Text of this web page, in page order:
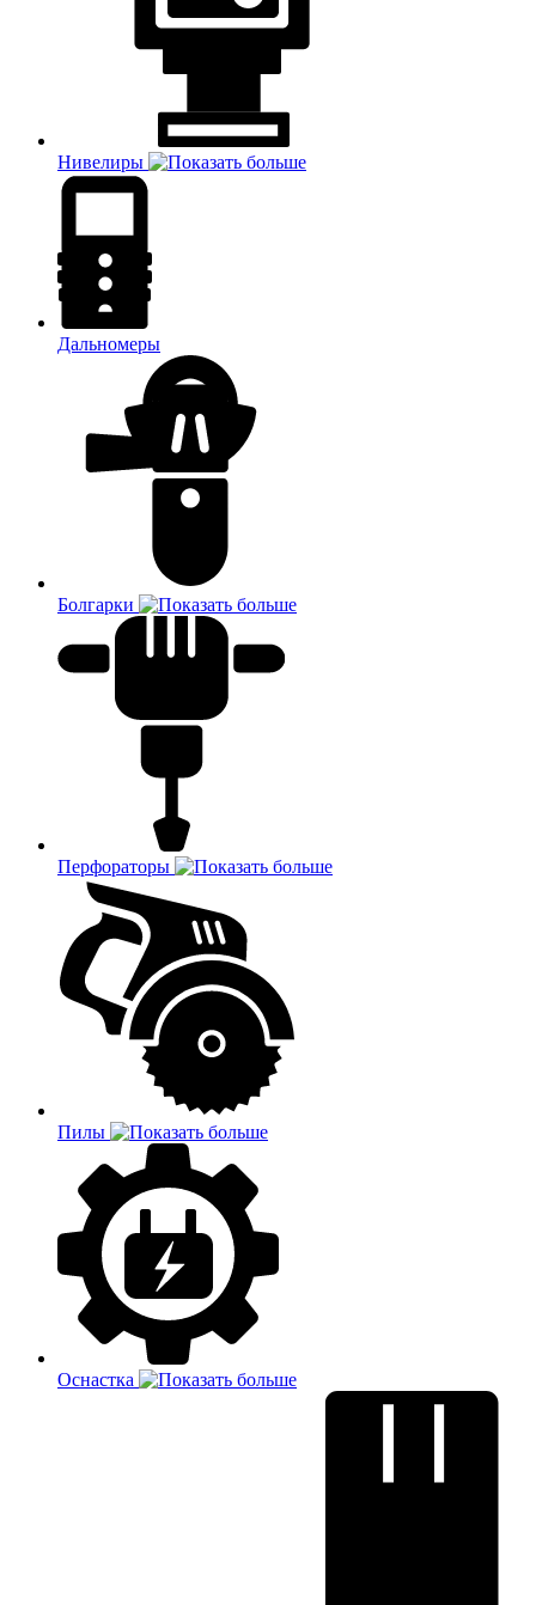
Нивелиры
Дальномеры
Болгарки
Перфораторы
Пилы
Оснастка